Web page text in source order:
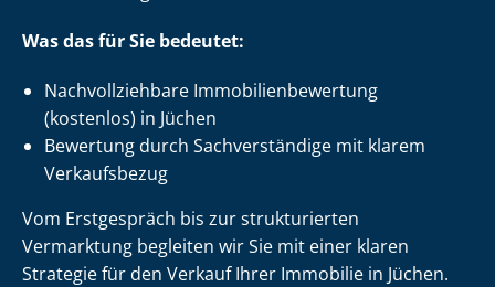
Was das für Sie bedeutet:
Nach­voll­zieh­ba­re Im­mo­bi­li­en­be­wer­tung
(kostenlos) in Jüchen
Bewertung durch Sachverständige mit klarem
Verkaufsbezug
Vom Erstgespräch bis zur strukturierten
Vermarktung begleiten wir Sie mit einer klaren
Strategie für den Verkauf Ihrer Immobilie in Jüchen.